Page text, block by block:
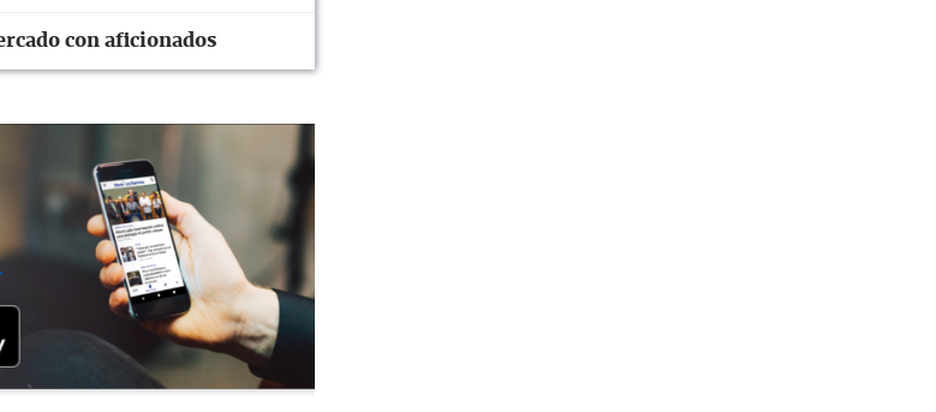
con aficionados